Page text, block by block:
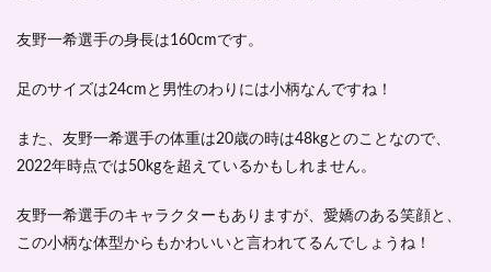
友野一希選手の身長は160cmです。
足のサイズは24cmと男性のわりには小柄なんですね！
また、友野一希選手の体重は20歳の時は48kgとのことなので、
2022年時点では50kgを超えているかもしれません。
友野一希選手のキャラクターもありますが、愛嬌のある笑顔と、
この小柄な体型からもかわいいと言われてるんでしょうね！